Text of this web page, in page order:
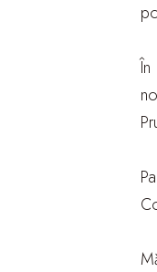
În